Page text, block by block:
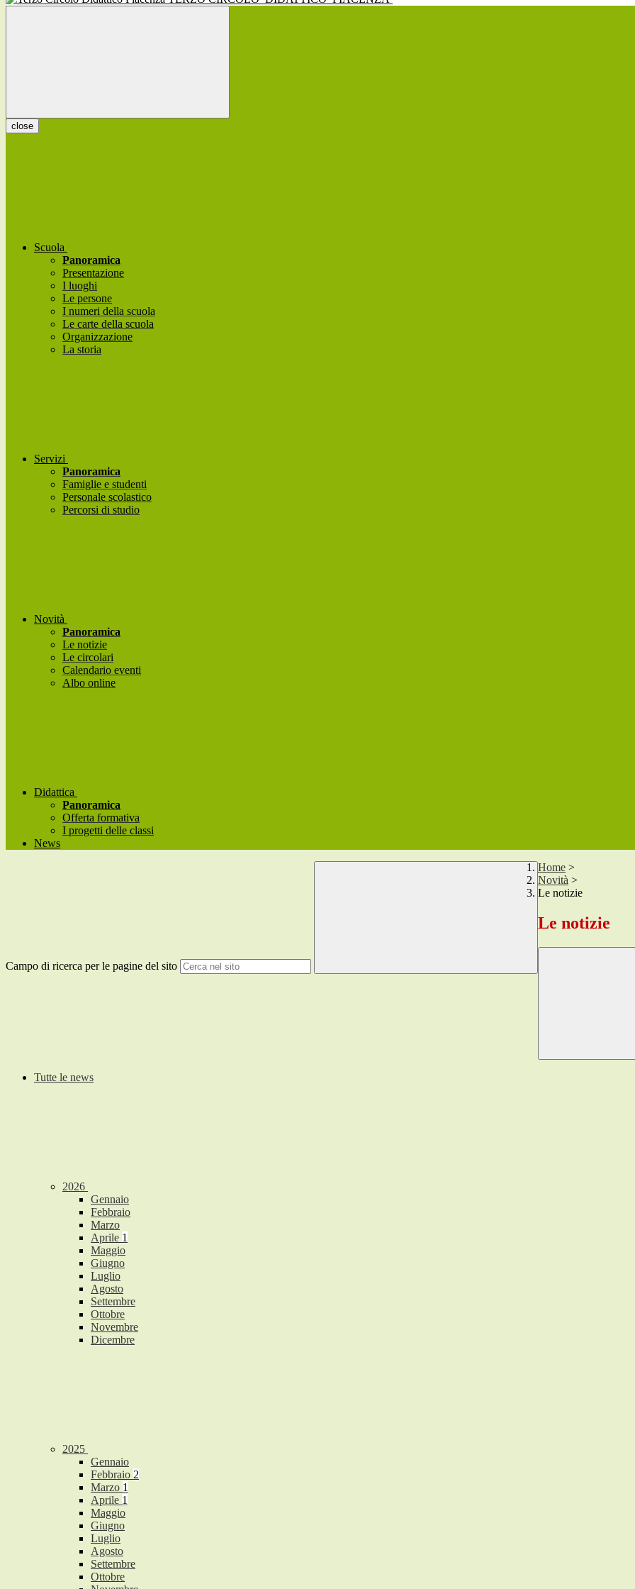
close
Scuola
Panoramica
Presentazione
I luoghi
Le persone
I numeri della scuola
Le carte della scuola
Organizzazione
La storia
Servizi
Panoramica
Famiglie e studenti
Personale scolastico
Percorsi di studio
Novità
Panoramica
Le notizie
Le circolari
Calendario eventi
Albo online
Didattica
Panoramica
Offerta formativa
I progetti delle classi
News
Campo di ricerca per le pagine del sito
Home >
Novità >
Le notizie
Le notizie
Tutte le news
2026
Gennaio
Febbraio
Marzo
Aprile 1
Maggio
Giugno
Luglio
Agosto
Settembre
Ottobre
Novembre
Dicembre
2025
Gennaio
Febbraio 2
Marzo 1
Aprile 1
Maggio
Giugno
Luglio
Agosto
Settembre
Ottobre